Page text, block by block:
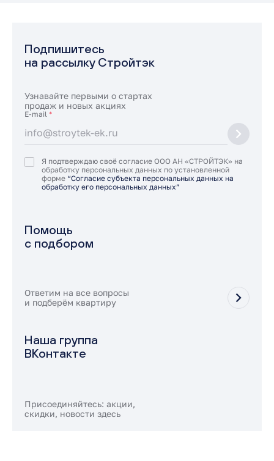
Подпишитесь
на рассылку Стройтэк
Узнавайте первыми о стартах
продаж и новых акциях
E-mail *
Я подтверждаю своё согласие ООО АН «СТРОЙТЭК» на
обработку персональных данных по установленной
форме “Согласие субъекта персональных данных на
обработку его персональных данных”
Помощь
с подбором
Ответим на все вопросы
и подберём квартиру
Наша группа
ВКонтакте
Присоединяйтесь: акции,
скидки, новости здесь